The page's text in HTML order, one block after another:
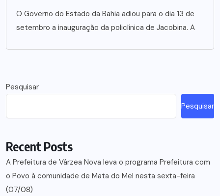
O Governo do Estado da Bahia adiou para o dia 13 de
setembro a inauguração da policlínica de Jacobina. A
Pesquisar
Pesquisar
Recent Posts
A Prefeitura de Várzea Nova leva o programa Prefeitura com
o Povo à comunidade de Mata do Mel nesta sexta-feira
(07/08)